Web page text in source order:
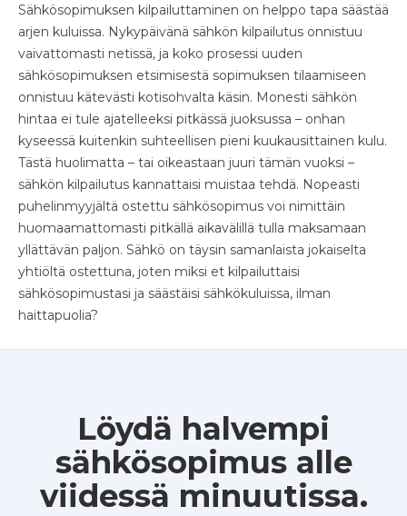
Sähkösopimuksen kilpailuttaminen on helppo tapa säästää
arjen kuluissa. Nykypäivänä sähkön kilpailutus onnistuu
vaivattomasti netissä, ja koko prosessi uuden
sähkösopimuksen etsimisestä sopimuksen tilaamiseen
onnistuu kätevästi kotisohvalta käsin. Monesti sähkön
hintaa ei tule ajatelleeksi pitkässä juoksussa – onhan
kyseessä kuitenkin suhteellisen pieni kuukausittainen kulu.
Tästä huolimatta – tai oikeastaan juuri tämän vuoksi –
sähkön kilpailutus kannattaisi muistaa tehdä. Nopeasti
puhelinmyyjältä ostettu sähkösopimus voi nimittäin
huomaamattomasti pitkällä aikavälillä tulla maksamaan
yllättävän paljon. Sähkö on täysin samanlaista jokaiselta
yhtiöltä ostettuna, joten miksi et kilpailuttaisi
sähkösopimustasi ja säästäisi sähkökuluissa, ilman
haittapuolia?
Löydä halvempi
sähkösopimus alle
viidessä minuutissa.